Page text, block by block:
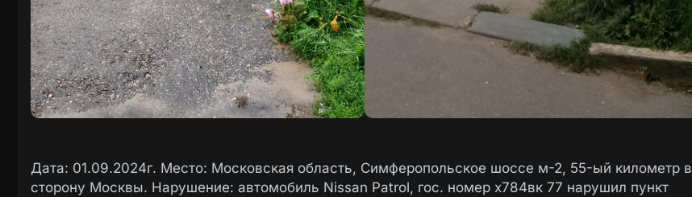
Дата: 01.09.2024г. Место: Московская область, Симферопольское шоссе м-2, 55-ый километр в
сторону Москвы. Нарушение: автомобиль Nissan Patrol, гос. номер х784вк 77 нарушил пункт